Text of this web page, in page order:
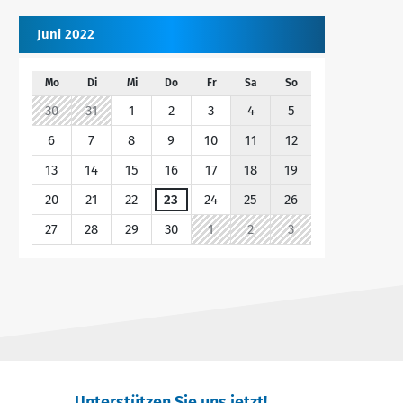
Juni 2022
Mo Di Mi Do Fr Sa So
30 31 1 2 3 4
5
6
7 8 9 10 11
12
13
14 15 16 17 18
19
20
21 22 23 24 25
26
27
28 29 30 1 2 3